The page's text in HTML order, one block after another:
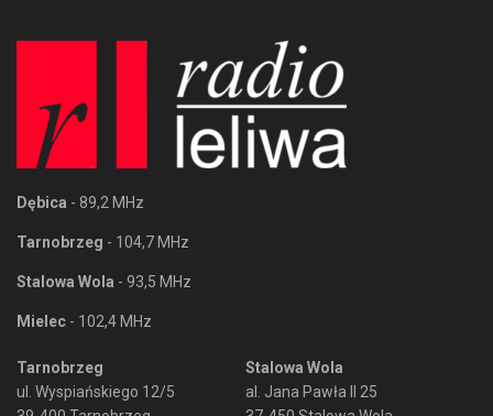
Dębica - 89,2 MHz
Tarnobrzeg - 104,7 MHz
Stalowa Wola - 93,5 MHz
Mielec - 102,4 MHz
Tarnobrzeg
ul. Wyspiańskiego 12/5
Stalowa Wola
al. Jana Pawła II 25